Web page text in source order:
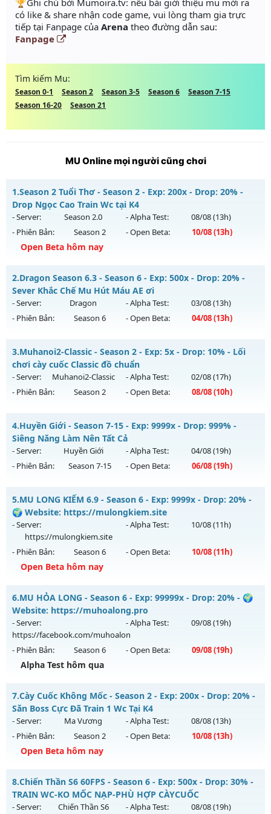
️🏆Ghi chú bởi Mumoira.tv: nếu bài giới thiệu mu mới ra
có like & share nhận code game, vui lòng tham gia trực
tiếp tại Fanpage của Arena theo đường dẫn sau:
Fanpage
Tìm kiếm Mu:
Season 0-1 Season 2 Season 3-5 Season 6
Season 7-15
Season 16-20
Season 21
MU Online mọi người cũng chơi
1.Season 2 Tuổi Thơ - Season 2 - Exp: 200x - Drop: 20% -
Drop Ngọc Cao Train Wc tại K4
- Server: Season 2.0 - Alpha Test: 08/08(13h)
- Phiên Bản:
Season 2 - Open Beta: 10/08(13h)
Open Beta hôm nay
Mu mới ra tháng 08 2026 - Mở máy chủ
ngày 10/08/2626
Exp: 200x - Drop: 20%
Thể loại: Mu Bán Đồ Full Trong Shop
Antihack: GameGuard
2.Dragon Season 6.3 - Season 6 - Exp: 500x - Drop: 20% -
Sever Khắc Chế Mu Hút Máu AE ơi
- Server: Dragon - Alpha Test: 03/08(13h)
- Phiên Bản:
Season 6 - Open Beta: 04/08(13h)
Dragon Season 6.3 - Sever Khắc Chế Mu Hút Máu AE ơi
Mu mới ra tháng 08 2026 - Mở máy chủ
ngày 04/08/2626
Exp: 500x - Drop: 20%
Thể loại: Mu Nguyên bản Webzen
Antihack: Antihack
3.Muhanoi2-Classic - Season 2 - Exp: 5x - Drop: 10% - Lối
chơi cày cuốc Classic đồ chuẩn
- Server: Muhanoi2-Classic - Alpha Test: 02/08(17h)
- Phiên Bản:
Season 2 - Open Beta: 08/08(10h)
Muhanoi2-Classic - Lối chơi cày cuốc Classic đồ chuẩn
Mu mới ra tháng 08 2026 - Mở máy chủ
vào 10h ngày 08/08/2626
Exp: 5x - Drop: 10%
Thể loại: Mu Nguyên bản Webzen
Antihack: Pro
4.Huyền Giới - Season 7-15 - Exp: 9999x - Drop: 999% -
Siêng Năng Làm Nên Tất Cả
- Server: Huyền Giới - Alpha Test: 04/08(19h)
- Phiên Bản:
Season 7-15 - Open Beta: 06/08(19h)
Huyền Giới - Siêng Năng Làm Nên Tất Cả
Mu mới ra tháng 08 2026 - Mở máy chủ
ngày 06/08/2626
Exp: 9999x - Drop: 999%
Kiểu reset: Reset In Game
Antihack: Anti
5.MU LONG KIẾM 6.9 - Season 6 - Exp: 9999x - Drop: 20% -
🌍 Website: https://mulongkiem.site
- Server:
https://mulongkiem.site
- Alpha Test: 10/08(11h)
- Phiên Bản: Season 6 - Open Beta: 10/08(11h)
Open Beta hôm nay
MU LONG KIẾM 6.9 - 🌍 Website: https://mulongkiem.site
Mu mới ra tháng 08 2026 - Mở máy chủ
https://mulongkiem.site
vào 11h ngày 10/08/2626
Exp: 9999x - Drop: 20%
Kiểu reset: Non Reset
Antihack: XShield
6.MU HỎA LONG - Season 6 - Exp: 99999x - Drop: 20% - 🌍
Website: https://muhoalong.pro
- Server:
https://facebook.com/muhoalon
- Alpha Test: 09/08(19h)
- Phiên Bản: Season 6 - Open Beta: 09/08(19h)
Alpha Test hôm qua
MU HỎA LONG - 🌍 Website: https://muhoalong.pro
Mu mới ra tháng 08 2026 - Mở máy chủ
https://facebook.com/muhoalonvào 19h ngày 09/08/2626
Exp: 99999x - Drop: 20%
Kiểu reset: Non Reset
Antihack: XShield
7.Cày Cuốc Không Mốc - Season 2 - Exp: 200x - Drop: 20% -
Săn Boss Cực Đã Train 1 Wc Tại K4
- Server: Ma Vương - Alpha Test: 08/08(13h)
- Phiên Bản:
Season 2 - Open Beta: 10/08(13h)
Open Beta hôm nay
Cày Cuốc Không Mốc - Săn Boss Cực Đã Train 1 Wc Tại K4
Mu mới ra tháng 08 2026 - Mở máy chủMa Vương
ngày 10/08/2626
8.Chiến Thần S6 60FPS - Season 6 - Exp: 500x - Drop: 30% -
TRAIN WC-KO MỐC NẠP-PHÙ HỢP CÀYCUỐC
- Server: Chiến Thần S6 - Alpha Test: 08/08(19h)